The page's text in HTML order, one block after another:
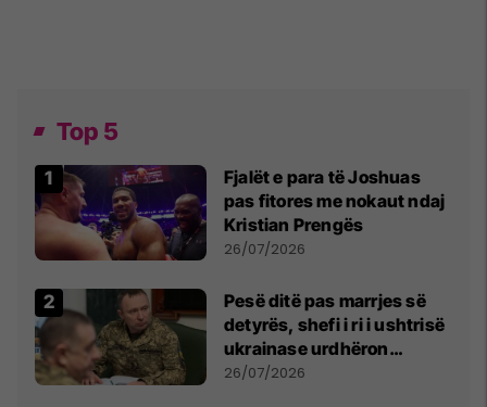
Top 5
Fjalët e para të Joshuas
pas fitores me nokaut ndaj
Kristian Prengës
26/07/2026
Pesë ditë pas marrjes së
detyrës, shefi i ri i ushtrisë
ukrainase urdhëron
kontroll të madh
26/07/2026